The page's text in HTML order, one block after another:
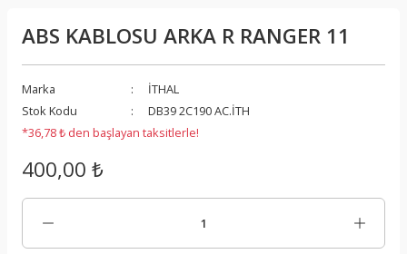
ABS KABLOSU ARKA R RANGER 11
Marka
İTHAL
Stok Kodu
DB39 2C190 AC.İTH
*36,78 ₺ den başlayan taksitlerle!
400,00 ₺